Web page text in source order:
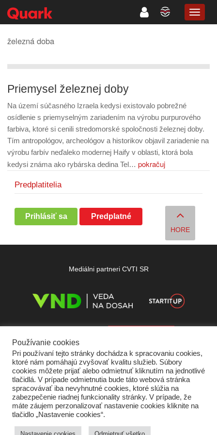
železná doba
Priemysel železnej doby
Na území súčasného Izraela kedysi existovalo pobrežné
osídlenie s priemyselným zariadením na výrobu purpurového
farbiva, ktoré si cenili stredomorské spoločnosti železnej doby.
Tím antropológov, archeológov a historikov objavil zariadenie na
výrobu farbív neďaleko modernej Haify v oblasti, ktorá bola
kedysi známa ako rybárska dedina Tel… pokračuj
Predplatitelia
Prihlásiť sa Predplatné
HORE
Mediálni partneri CVTI SR
Domov O nás Kontakt Vydavateľ
Podmienky používania
Ochrana súkromia Štatút súťaží
Používanie cookies
Pri používaní tejto stránky dochádza k spracovaniu cookies,
ktoré nám pomáhajú zvyšovať kvalitu služieb. Súbory
cookies môžete prijať alebo odmietnuť kliknutím na jednotlivé
tlačidlá. V prípade odmietnutia bude táto webová stránka
spracovávať iba nevyhnutné cookies, ktoré slúžia na
zabezpečenie riadnej funkcionality stránky. V prípade, že
máte záujem perzonalizovať nastavenie cookies kliknite na
tlačidlo „Nastavenie cookies“.